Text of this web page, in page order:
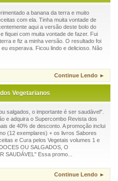
a banana da terra e muito
com ela. Tinha muita vontade de
aqui a versão deste bolo do
fiquei com muita vontade de fazer. Fui
e fiz a minha versão. O resultado foi
esperava. Ficou lindo e delicioso. Não
Continue Lendo ►
Vegetarianos
salgados, o importante é ser saudável".
e adquira o Supercombo Revista dos
de 40% de desconto. A promoção inclui
(12 exemplares) + os livros Sabores
e Cura pelos Vegetais volumes 1 e
OU SALGADOS, O
SAUDÁVEL" Essa promo...
Continue Lendo ►